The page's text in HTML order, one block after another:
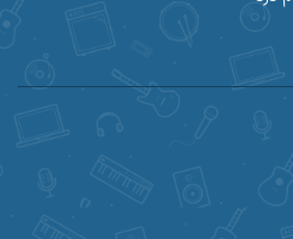
احسان اصغری
احسان دریادل
احسان علیانی
احسان کمری